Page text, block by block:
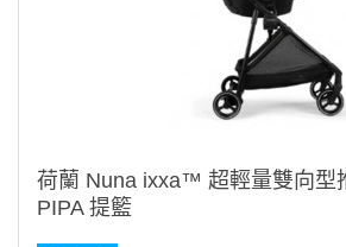
荷蘭 Nuna ixxa™ 超輕量雙向型
PIPA 提籃